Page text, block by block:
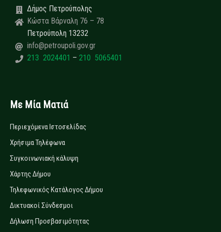
Δήμος Πετρούπολης
Κώστα Βάρναλη 76 – 78
Πετρούπολη 13232
info@petroupoli.gov.gr
213 2024401 – 210 5065401
Με Μία Ματιά
Περιεχόμενα Ιστοσελίδας
Χρήσιμα Τηλέφωνα
Συγκοινωνιακή κάλυψη
Χάρτης Δήμου
Τηλεφωνικός Κατάλογος Δήμου
Δικτυακοί Σύνδεσμοι
Δήλωση Προσβασιμότητας